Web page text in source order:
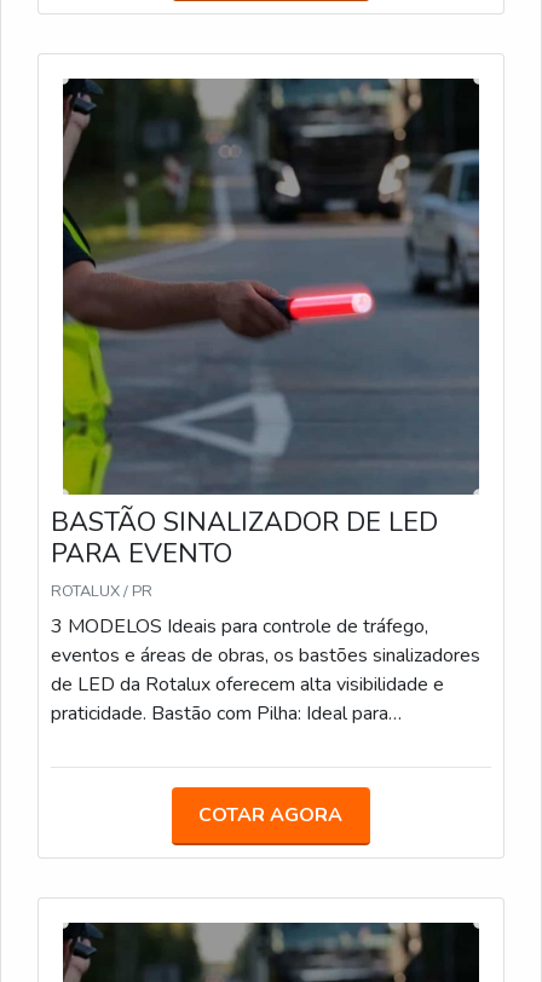
especialmente em locais com pouca iluminação,
eficiente.
BASTÃO SINALIZADOR DE LED
PARA EVENTO
ROTALUX / PR
3 MODELOS Ideais para controle de tráfego,
eventos e áreas de obras, os bastões sinalizadores
de LED da Rotalux oferecem alta visibilidade e
praticidade. Bastão com Pilha: Ideal para
alimentação por pilha. Bastão Recarregável: Com
sustentável para áreas de obras e controle de
tráfego. Bastão com Lanterna: Com LED integrado e
baixa visibilidade.
COTAR AGORA